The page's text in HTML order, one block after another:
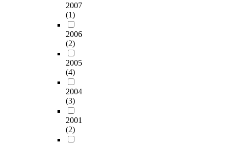
2007
(1)
2006
(2)
2005
(4)
2004
(3)
2001
(2)